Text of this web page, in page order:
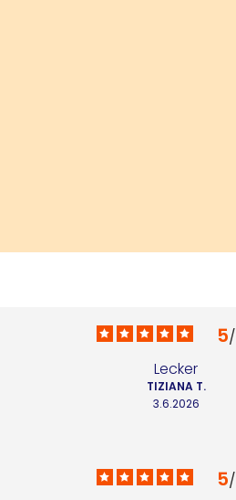
5/
Lecker
3.6.2026
TIZIANA T.
5/